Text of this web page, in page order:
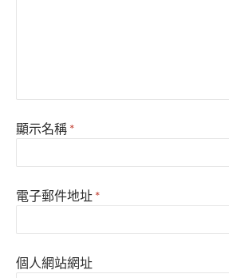
顯示名稱 *
電子郵件地址 *
個人網站網址